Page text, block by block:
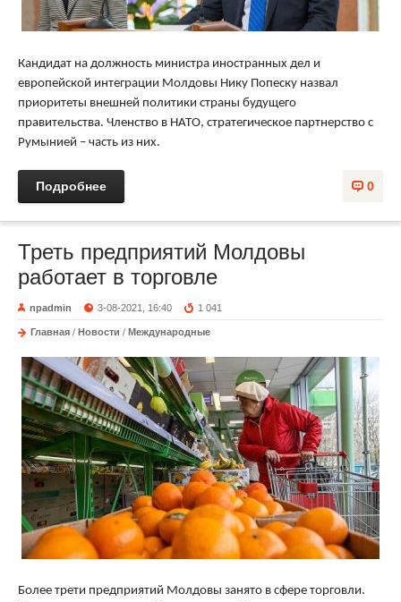
Кандидат на должность министра иностранных дел и
европейской интеграции Молдовы Нику Попеску назвал
приоритеты внешней политики страны будущего
правительства. Членство в НАТО, стратегическое партнерство с
Румынией – часть из них.
0
Подробнее
Треть предприятий Молдовы
работает в торговле
npadmin 3-08-2021, 16:40 1 041
Главная / Новости / Международные
Более трети предприятий Молдовы занято в сфере торговли.